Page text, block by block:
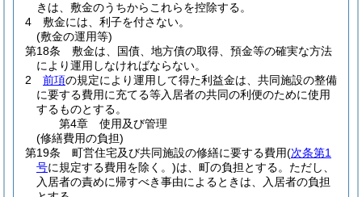
きは、敷金のうちからこれらを控除する。
4
敷金には、利子を付さない。
(敷金の運用等)
第18条
敷金は、国債、地方債の取得、預金等の確実な方法
により運用しなければならない。
2
前項の規定により運用して得た利益金は、共同施設の整備
に要する費用に充てる等入居者の共同の利便のために使用
するものとする。
第4章
使用及び管理
(修繕費用の負担)
第19条
町営住宅及び共同施設の修繕に要する費用(次条第1
号に規定する費用を除く。)は、町の負担とする。 ただし、
入居者の責めに帰すべき事由によるときは、入居者の負担